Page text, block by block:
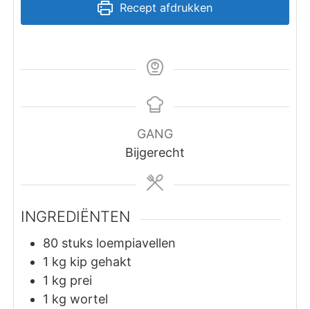
Recept afdrukken
GANG
Bijgerecht
INGREDIËNTEN
80 stuks loempiavellen
1 kg kip gehakt
1 kg prei
1 kg wortel